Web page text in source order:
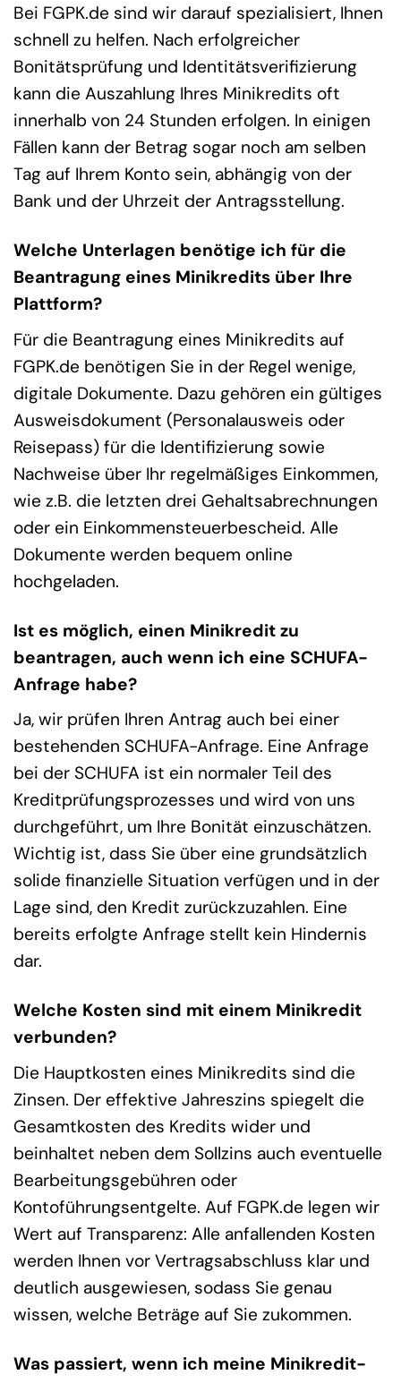
Bei FGPK.de sind wir darauf spezialisiert, Ihnen
schnell zu helfen. Nach erfolgreicher
Bonitätsprüfung und Identitätsverifizierung
kann die Auszahlung Ihres Minikredits oft
innerhalb von 24 Stunden erfolgen. In einigen
Fällen kann der Betrag sogar noch am selben
Tag auf Ihrem Konto sein, abhängig von der
Bank und der Uhrzeit der Antragsstellung.
Welche Unterlagen benötige ich für die
Beantragung eines Minikredits über Ihre
Plattform?
Für die Beantragung eines Minikredits auf
FGPK.de benötigen Sie in der Regel wenige,
digitale Dokumente. Dazu gehören ein gültiges
Ausweisdokument (Personalausweis oder
Reisepass) für die Identifizierung sowie
Nachweise über Ihr regelmäßiges Einkommen,
wie z.B. die letzten drei Gehaltsabrechnungen
oder ein Einkommensteuerbescheid. Alle
Dokumente werden bequem online
hochgeladen.
Ist es möglich, einen Minikredit zu
beantragen, auch wenn ich eine SCHUFA-
Anfrage habe?
Ja, wir prüfen Ihren Antrag auch bei einer
bestehenden SCHUFA-Anfrage. Eine Anfrage
bei der SCHUFA ist ein normaler Teil des
Kreditprüfungsprozesses und wird von uns
durchgeführt, um Ihre Bonität einzuschätzen.
Wichtig ist, dass Sie über eine grundsätzlich
solide finanzielle Situation verfügen und in der
Lage sind, den Kredit zurückzuzahlen. Eine
bereits erfolgte Anfrage stellt kein Hindernis
dar.
Welche Kosten sind mit einem Minikredit
verbunden?
Die Hauptkosten eines Minikredits sind die
Zinsen. Der effektive Jahreszins spiegelt die
Gesamtkosten des Kredits wider und
beinhaltet neben dem Sollzins auch eventuelle
Bearbeitungsgebühren oder
Kontoführungsentgelte. Auf FGPK.de legen wir
Wert auf Transparenz: Alle anfallenden Kosten
werden Ihnen vor Vertragsabschluss klar und
deutlich ausgewiesen, sodass Sie genau
wissen, welche Beträge auf Sie zukommen.
Was passiert, wenn ich meine Minikredit-